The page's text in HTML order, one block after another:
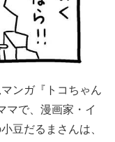
ンガ『トコちゃん
マで、漫画家・イ
豆だるまさんは、